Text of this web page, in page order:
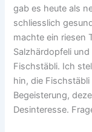
gab es heute als
schliesslich
machte ein riesen
Salzhärdopfeli
Fischstäbli. Ich
hin, die
Begeisterung,
Desinteresse.